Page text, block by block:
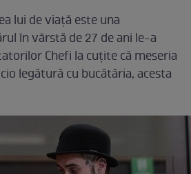
lui de viață este una
în vârstă de 27 de ani le-a
Chefi la cuțite că meseria
legătură cu bucătăria, acesta